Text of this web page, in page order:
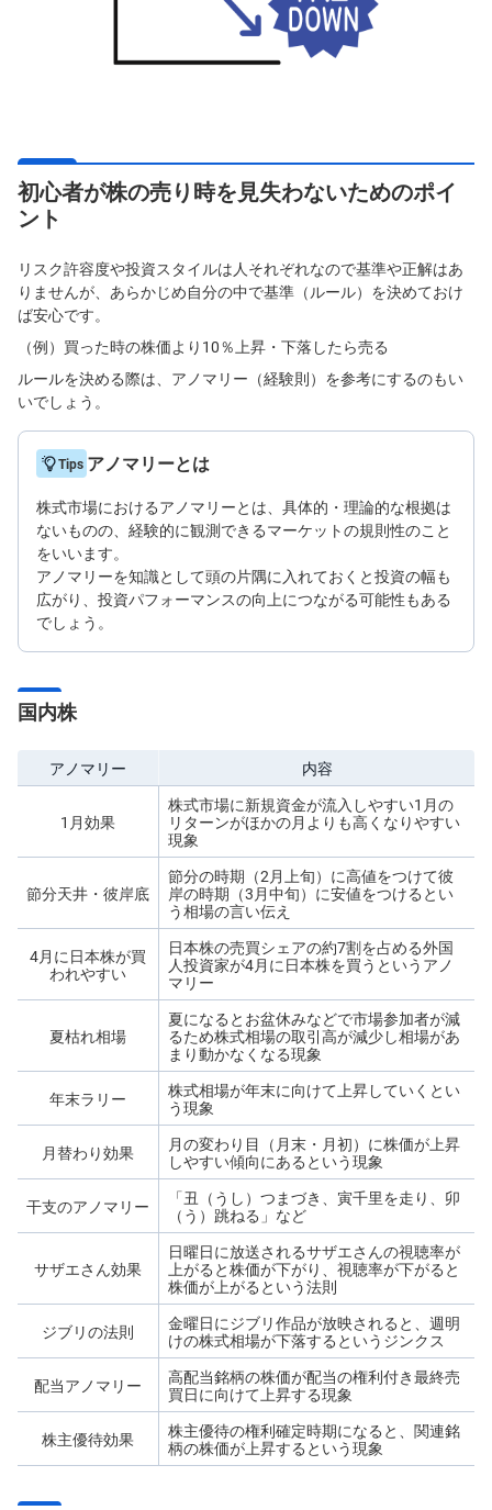
初心者が株の売り時を見失わないためのポイ
ント
リスク許容度や投資スタイルは人それぞれなので基準や正解はあ
りませんが、あらかじめ自分の中で基準（ルール）を決めておけ
ば安心です。
（例）買った時の株価より10％上昇・下落したら売る
ルールを決める際は、アノマリー（経験則）を参考にするのもい
いでしょう。
Tips アノマリーとは
株式市場におけるアノマリーとは、具体的・理論的な根拠は
ないものの、経験的に観測できるマーケットの規則性のこと
をいいます。
アノマリーを知識として頭の片隅に入れておくと投資の幅も
広がり、投資パフォーマンスの向上につながる可能性もある
でしょう。
国内株
アノマリー 内容
1月効果
株式市場に新規資金が流入しやすい1月の
リターンがほかの月よりも高くなりやすい
現象
節分天井・彼岸底
節分の時期（2月上旬）に高値をつけて彼
岸の時期（3月中旬）に安値をつけるとい
う相場の言い伝え
4月に日本株が買
われやすい
日本株の売買シェアの約7割を占める外国
人投資家が4月に日本株を買うというアノ
マリー
夏枯れ相場
夏になるとお盆休みなどで市場参加者が減
るため株式相場の取引高が減少し相場があ
まり動かなくなる現象
年末ラリー
株式相場が年末に向けて上昇していくとい
う現象
月替わり効果
月の変わり目（月末・月初）に株価が上昇
しやすい傾向にあるという現象
干支のアノマリー
「丑（うし）つまづき、寅千里を走り、卯
（う）跳ねる」など
サザエさん効果
日曜日に放送されるサザエさんの視聴率が
上がると株価が下がり、視聴率が下がると
株価が上がるという法則
ジブリの法則
金曜日にジブリ作品が放映されると、週明
けの株式相場が下落するというジンクス
配当アノマリー
高配当銘柄の株価が配当の権利付き最終売
買日に向けて上昇する現象
株主優待効果
株主優待の権利確定時期になると、関連銘
柄の株価が上昇するという現象